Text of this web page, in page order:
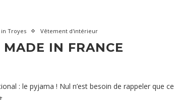
in Troyes Vêtement d'intérieur
IN FRANCE
: le pyjama ! Nul n’est besoin de rappeler que ce